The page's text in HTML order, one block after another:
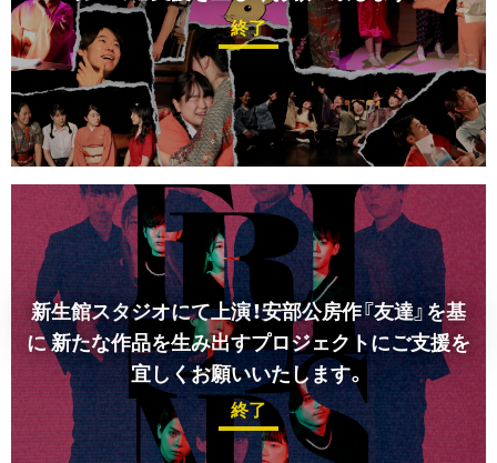
終了
新生館スタジオにて上演！安部公房作『友達』を基
に新たな作品を生み出すプロジェクトにご支援を
宜しくお願いいたします。
終了